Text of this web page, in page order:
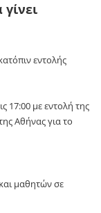
εντολής
17:00 με εντολή της
Αθήνας για το
μαθητών σε